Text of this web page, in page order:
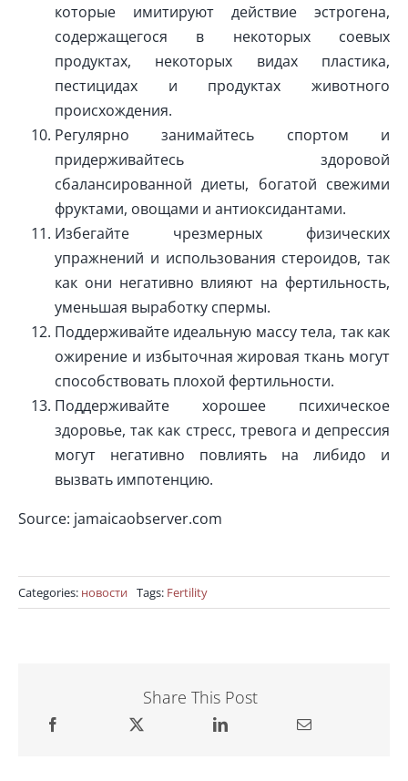
которые имитируют действие эстрогена,
содержащегося в некоторых соевых
продуктах, некоторых видах пластика,
пестицидах и продуктах животного
происхождения.
Регулярно занимайтесь спортом и
придерживайтесь здоровой
сбалансированной диеты, богатой свежими
фруктами, овощами и антиоксидантами.
Избегайте чрезмерных физических
упражнений и использования стероидов, так
как они негативно влияют на фертильность,
уменьшая выработку спермы.
Поддерживайте идеальную массу тела, так как
ожирение и избыточная жировая ткань могут
способствовать плохой фертильности.
Поддерживайте хорошее психическое
здоровье, так как стресс, тревога и депрессия
могут негативно повлиять на либидо и
вызвать импотенцию.
Source: jamaicaobserver.com
Categories: новости Tags: Fertility
Share This Post